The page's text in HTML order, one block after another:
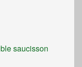
saucisson